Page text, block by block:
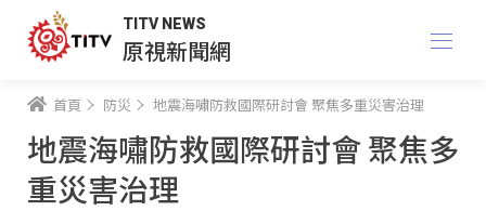
TITV NEWS
原視新聞網
首頁 防災 地震海嘯防救國際研討會 聚焦多重災害治理
地震海嘯防救國際研討會 聚焦多
重災害治理